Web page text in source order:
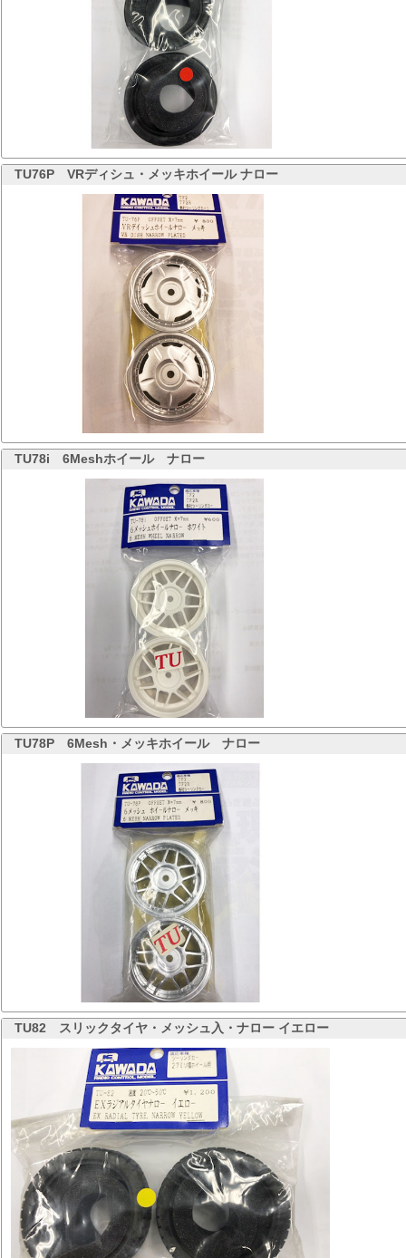
TU76P VRディシュ・メッキホイール ナロー
TU78i 6Meshホイール ナロー
TU78P 6Mesh・メッキホイール ナロー
TU82 スリックタイヤ・メッシュ入・ナロー イエロー